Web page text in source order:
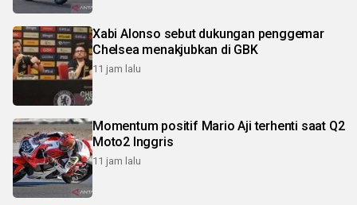
Xabi Alonso sebut dukungan penggemar
Chelsea menakjubkan di GBK
11 jam lalu
Momentum positif Mario Aji terhenti saat Q2
Moto2 Inggris
11 jam lalu